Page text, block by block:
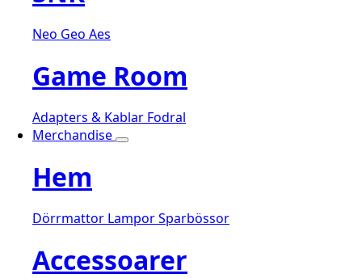
Neo Geo Aes
Game Room
Adapters & Kablar Fodral
Merchandise
Hem
Dörrmattor LamporSparbössor
Accessoarer